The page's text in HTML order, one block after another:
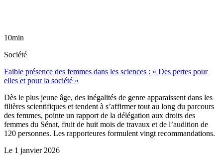
10min
Société
Faible présence des femmes dans les sciences : « Des pertes pour
elles et pour la société »
Dès le plus jeune âge, des inégalités de genre apparaissent dans les
filières scientifiques et tendent à s’affirmer tout au long du parcours
des femmes, pointe un rapport de la délégation aux droits des
femmes du Sénat, fruit de huit mois de travaux et de l’audition de
120 personnes. Les rapporteures formulent vingt recommandations.
Le 1 janvier 2026